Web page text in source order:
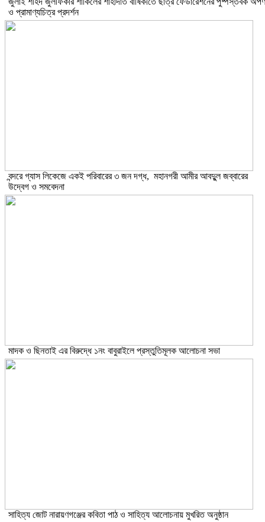
ও প্রামাণ্যচিত্র প্রদর্শন
বন্দরে গ্যাস লিকেজে একই পরিবারের ৩ জন দগ্ধ, মহানগরী আমীর আবদুুল জব্বারের
উদ্বেগ ও সমবেদনা
মাদক ও ছিনতাই এর বিরুদ্ধে ১নং বাবুরাইলে প্রস্তুতিমূলক আলোচনা সভা
সাহিত্য জোট নারায়ণগঞ্জের কবিতা পাঠ ও সাহিত্য আলোচনায় মুখরিত অনুষ্ঠান